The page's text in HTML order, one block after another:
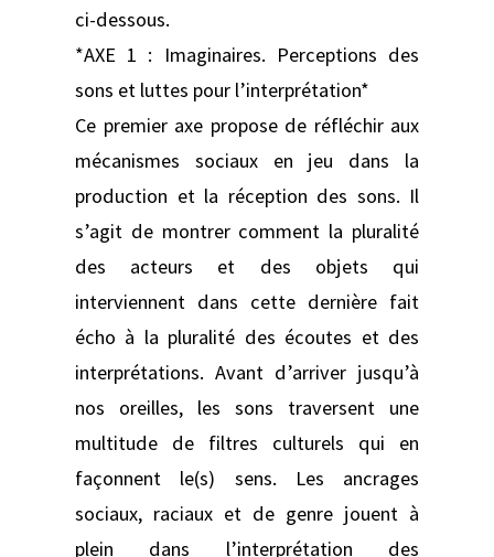
ci-dessous.
*AXE 1 : Imaginaires. Perceptions des
sons et luttes pour l’interprétation*
Ce premier axe propose de réfléchir aux
mécanismes sociaux en jeu dans la
production et la réception des sons. Il
s’agit de montrer comment la pluralité
des acteurs et des objets qui
interviennent dans cette dernière fait
écho à la pluralité des écoutes et des
interprétations. Avant d’arriver jusqu’à
nos oreilles, les sons traversent une
multitude de filtres culturels qui en
façonnent le(s) sens. Les ancrages
sociaux, raciaux et de genre jouent à
plein dans l’interprétation des